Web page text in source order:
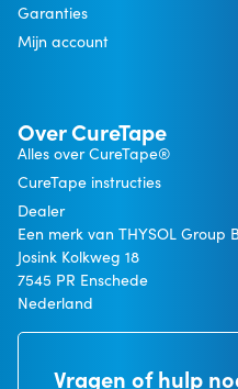
Garanties
Mijn account
Over CureTape
Alles over CureTape®
CureTape instructies
Dealer
Een merk van THYSOL Group
Josink Kolkweg 18
7545 PR Enschede
Nederland
Vragen of hulp